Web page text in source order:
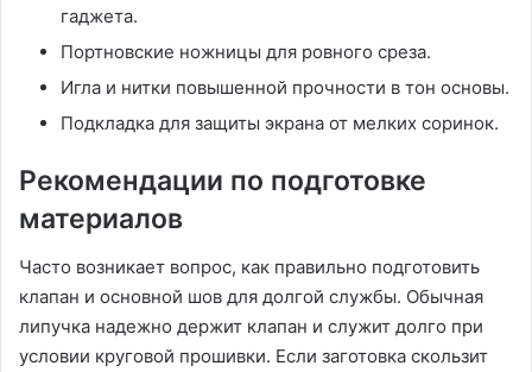
гаджета.
Портновские ножницы для ровного среза.
Игла и нитки повышенной прочности в тон основы.
Подкладка для защиты экрана от мелких соринок.
Рекомендации по подготовке
материалов
Часто возникает вопрос, как правильно подготовить
клапан и основной шов для долгой службы. Обычная
липучка надежно держит клапан и служит долго при
условии круговой прошивки. Если заготовка скользит